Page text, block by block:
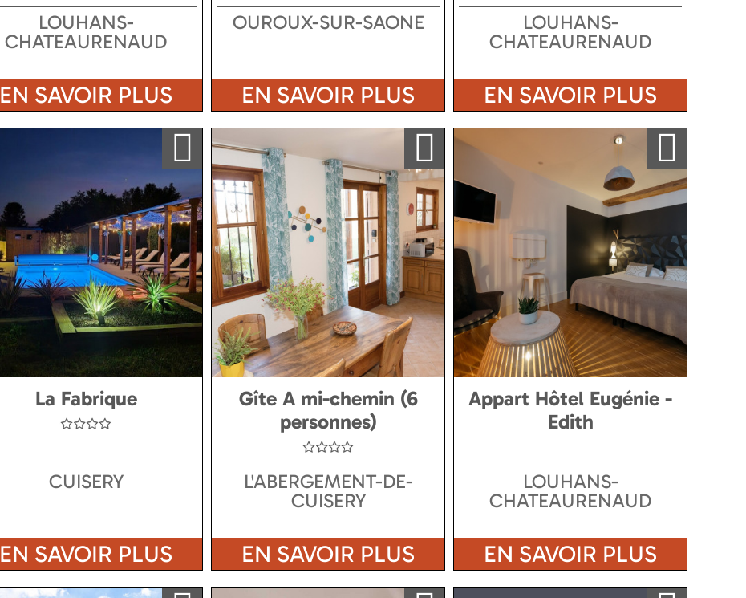
LOUHANS-
CHATEAURENAUD
EN SAVOIR PLUS
OUROUX-SUR-SAONE
EN SAVOIR PLUS
LOUHANS-
CHATEAURENAUD
EN SAVOIR PLUS
Ajouter a ma sélection
La Fabrique
CUISERY
EN SAVOIR PLUS
Ajouter a ma sélection
Gîte A mi-chemin (6
personnes)
L'ABERGEMENT-DE-
CUISERY
EN SAVOIR PLUS
Ajouter a ma sélection
Appart Hôtel Eugénie -
Edith
LOUHANS-
CHATEAURENAUD
EN SAVOIR PLUS
Ajouter a ma sélection Ajouter a ma sélection Ajouter a ma sélection